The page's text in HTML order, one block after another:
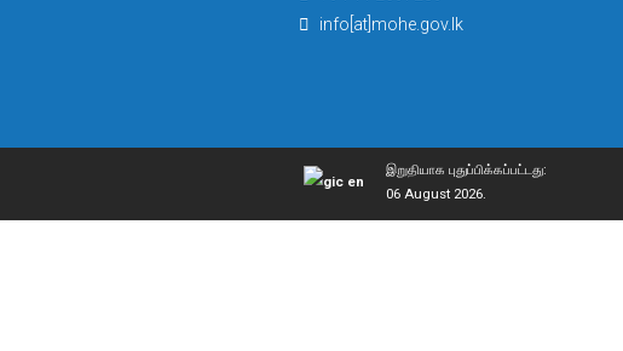
info[at]mohe.gov.lk
இறுதியாக புதுப்பிக்கப்பட்டது:
06 August 2026.